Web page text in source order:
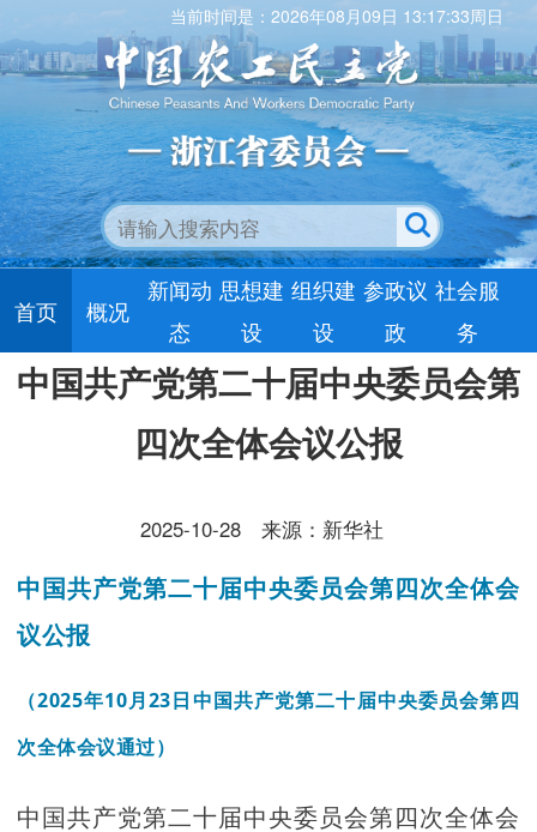
当前时间是：2026年08月09日 13:17:34周日
首页 概况
新闻动
态
思想建
设
组织建
设
参政议
政
社会服
务
中国共产党第二十届中央委员会第
四次全体会议公报
2025-10-28 来源：新华社
中国共产党第二十届中央委员会第四次全体会
议公报
（2025年10月23日中国共产党第二十届中央委员会第四
次全体会议通过）
中国共产党第二十届中央委员会第四次全体会